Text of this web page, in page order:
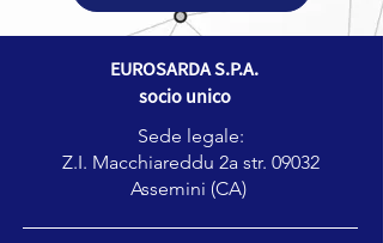
​EUROSARDA S.P.A.
socio unico
Sede legale:
Z.I. Macchiareddu 2a str. 09032
Assemini (CA)